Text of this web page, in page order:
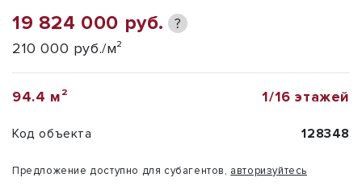
19 824 000 руб. ?
210 000 руб./м²
94.4 м² 1/16 этажей
Код объекта 128348
Предложение доступно для субагентов, авторизуйтесь